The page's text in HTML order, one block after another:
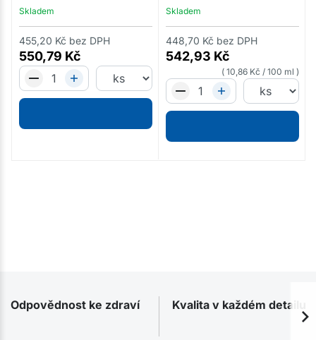
Skladem
550,79 Kč
455,20 Kč bez DPH
Skladem
542,93 Kč
448,70 Kč bez DPH
10,86 Kč /100 ml
Odpovědnost ke zdraví Kvalita v každém detailu